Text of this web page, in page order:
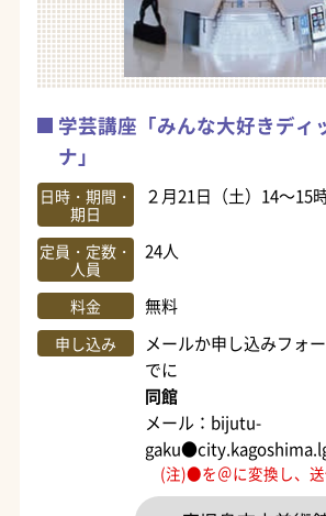
学芸講座「みんな大好きディ
ナ」
日時・期間・
期日
２月21日（土）14～15
定員・定数・
人員
24人
料金 無料
申し込み
メールか申し込みフォ
でに
同館
メール：bijutu-
(注)●を＠に変換し、送